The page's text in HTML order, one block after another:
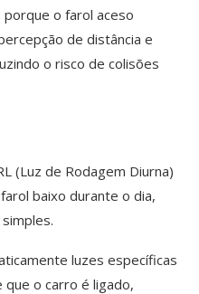
o farol aceso
de distância e
o risco de colisões
(Luz de Rodagem Diurna)
baixo durante o dia,
luzes específicas
o carro é ligado,